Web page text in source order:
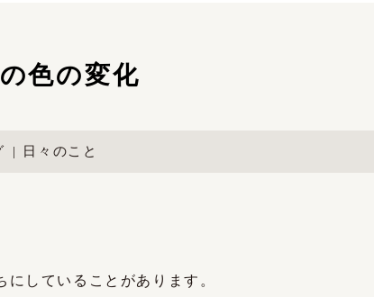
色の変化
日々のこと
していることがあります。